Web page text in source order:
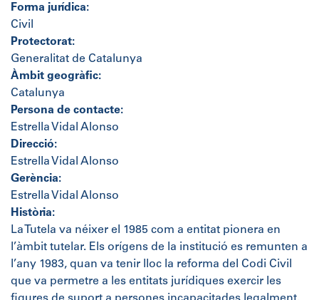
Forma jurídica:
Civil
Protectorat:
Generalitat de Catalunya
Àmbit geogràfic:
Catalunya
Persona de contacte:
Estrella Vidal Alonso
Direcció:
Estrella Vidal Alonso
Gerència:
Estrella Vidal Alonso
Història:
La Tutela va néixer el 1985 com a entitat pionera en
l’àmbit tutelar. Els orígens de la institució es remunten a
l’any 1983, quan va tenir lloc la reforma del Codi Civil
que va permetre a les entitats jurídiques exercir les